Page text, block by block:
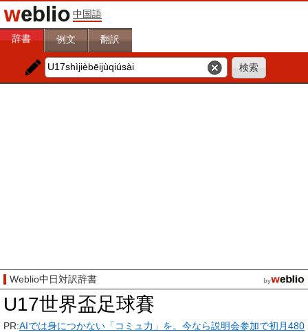
中国語
辞書 例文 翻訳
Weblio中日対訳辞書
U17世界盃足球賽
PR:AIでは身につかない「コミュ力」を。今なら説明会参加で初月480